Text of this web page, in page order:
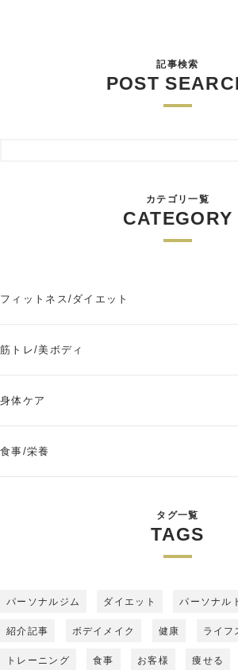
記事検索
POST
カテゴリ一覧
CATEGORY
フィットネス/ダイエット
筋トレ/美ボディ
身体ケア
食事/栄養
タグ一覧
TAGS
パーソナルジム ダイエット パーソナル
紹介記事 ボデイメイク 健康 ライフ
トレーニング 食事 お客様 痩せる